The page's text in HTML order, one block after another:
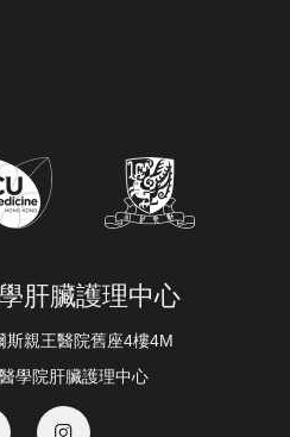
肝臟護理中心
斯親王醫院舊座4樓4M
學院肝臟護理中心